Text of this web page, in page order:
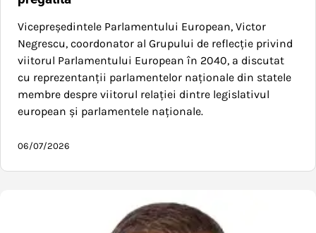
Vicepreședintele Parlamentului European, Victor
Negrescu, coordonator al Grupului de reflecție privind
viitorul Parlamentului European în 2040, a discutat
cu reprezentanții parlamentelor naționale din statele
membre despre viitorul relației dintre legislativul
european și parlamentele naționale.
06/07/2026